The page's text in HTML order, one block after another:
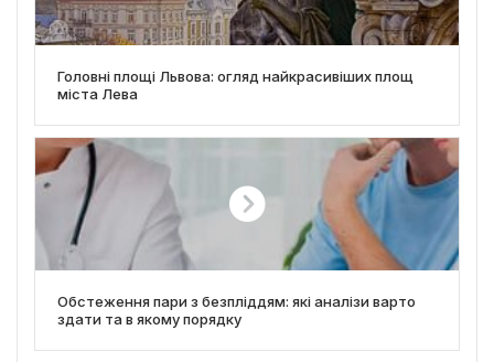
Головні площі Львова: огляд найкрасивіших площ
міста Лева
Обстеження пари з безпліддям: які аналізи варто
здати та в якому порядку